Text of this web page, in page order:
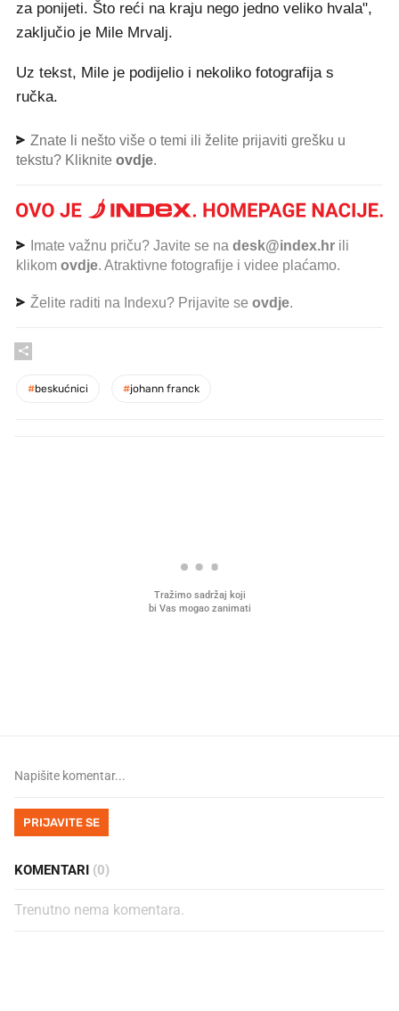
za ponijeti. Što reći na kraju nego jedno veliko hvala",
zaključio je Mile Mrvalj.
Uz tekst, Mile je podijelio i nekoliko fotografija s
ručka.
Znate li nešto više o temi ili želite prijaviti grešku u
tekstu? Kliknite ovdje.
Imate važnu priču? Javite se na desk@index.hr ili
klikom ovdje. Atraktivne fotografije i videe plaćamo.
Želite raditi na Indexu? Prijavite se ovdje.
#beskućnici #johann franck
PRIJAVITE SE
KOMENTARI (0)
Trenutno nema komentara.